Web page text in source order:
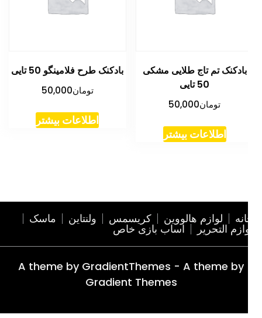
بادکنک تم تاج طلایی مشکی
تومان50,000
اطلاعات بیشتر
بادکنک طرح فلامینگو 50 تایی
تومان50,000
اطلاعات بیشتر
لوازم هالووین کریسمس ولنتاین ماسک
التحریر اساب بازی خاص
A theme by GradientThemes - A theme by
Gradient Themes